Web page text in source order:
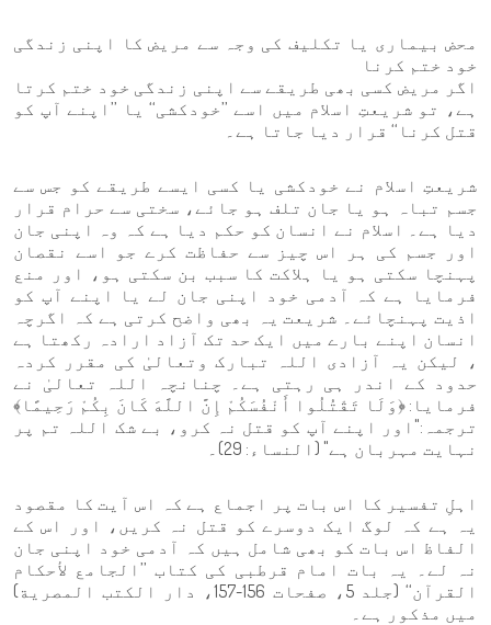
محض بیماری یا تکلیف کی وجہ سے مریض کا اپنی زندگی
خود ختم کرنا
اگر مریض کسی بھی طریقے سے اپنی زندگی خود ختم کرتا
ہے، تو شریعتِ اسلام میں اسے ’’خودکشی‘‘ یا ’’اپنے آپ کو
قتل کرنا‘‘ قرار دیا جاتا ہے۔
شریعتِ اسلام نے خودکشی یا کسی ایسے طریقے کو جس سے
جسم تباہ ہو یا جان تلف ہو جائے، سختی سے حرام قرار
دیا ہے۔ اسلام نے انسان کو حکم دیا ہے کہ وہ اپنی جان
اور جسم کی ہر اس چیز سے حفاظت کرے جو اسے نقصان
پہنچا سکتی ہو یا ہلاکت کا سبب بن سکتی ہو، اور منع
فرمایا ہے کہ آدمی خود اپنی جان لے یا اپنے آپ کو
اذیت پہنچائے۔ شریعت یہ بھی واضح کرتی ہے کہ اگرچہ
انسان اپنے بارے میں ایک حد تک آزاد ارادہ رکھتا ہے
، لیکن یہ آزادی اللہ تبارک وتعالیٰ کی مقرر کردہ
حدود کے اندر ہی رہتی ہے۔ چنانچہ اللہ تعالیٰ نے
فرمایا: ﴿وَلَا تَقْتُلُوا أَنْفُسَكُمْ إِنَّ اللَّهَ كَانَ بِكُمْ رَحِيمًا﴾
ترجمہ:"اور اپنے آپ کو قتل نہ کرو، بے شک اللہ تم پر
نہایت مہربان ہے" (النساء: 29)۔
اہلِ تفسیر کا اس بات پر اجماع ہے کہ اس آیت کا مقصود
یہ ہے کہ لوگ ایک دوسرے کو قتل نہ کریں، اور اس کے
الفاظ اس بات کو بھی شامل ہیں کہ آدمی خود اپنی جان
نہ لے۔ یہ بات امام قرطبی کی کتاب ’’الجامع لأحكام
القرآن‘‘ (جلد 5، صفحات 156-157، دار الكتب المصرية)
میں مذکور ہے۔